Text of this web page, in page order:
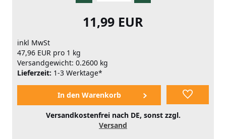
11,99 EUR
inkl MwSt
47,96 EUR pro 1 kg
Versandgewicht: 0.2600 kg
Lieferzeit: 1-3 Werktage*
Versandkostenfrei nach DE, sonst zzgl.
Versand